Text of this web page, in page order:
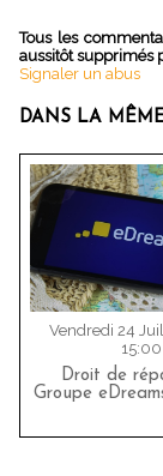
Tous les
aussitôt supprimés
Signaler un abus
DANS LA
Vendredi 24
15:00
Droit de
Groupe